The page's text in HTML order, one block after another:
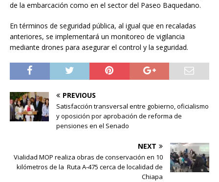
de la embarcación como en el sector del Paseo Baquedano.
En términos de seguridad pública, al igual que en recaladas
anteriores, se implementará un monitoreo de vigilancia
mediante drones para asegurar el control y la seguridad.
PREVIOUS
Satisfacción transversal entre gobierno, oficialismo
y oposición por aprobación de reforma de
pensiones en el Senado
NEXT
Vialidad MOP realiza obras de conservación en 10
kilómetros de la Ruta A-475 cerca de localidad de
Chiapa